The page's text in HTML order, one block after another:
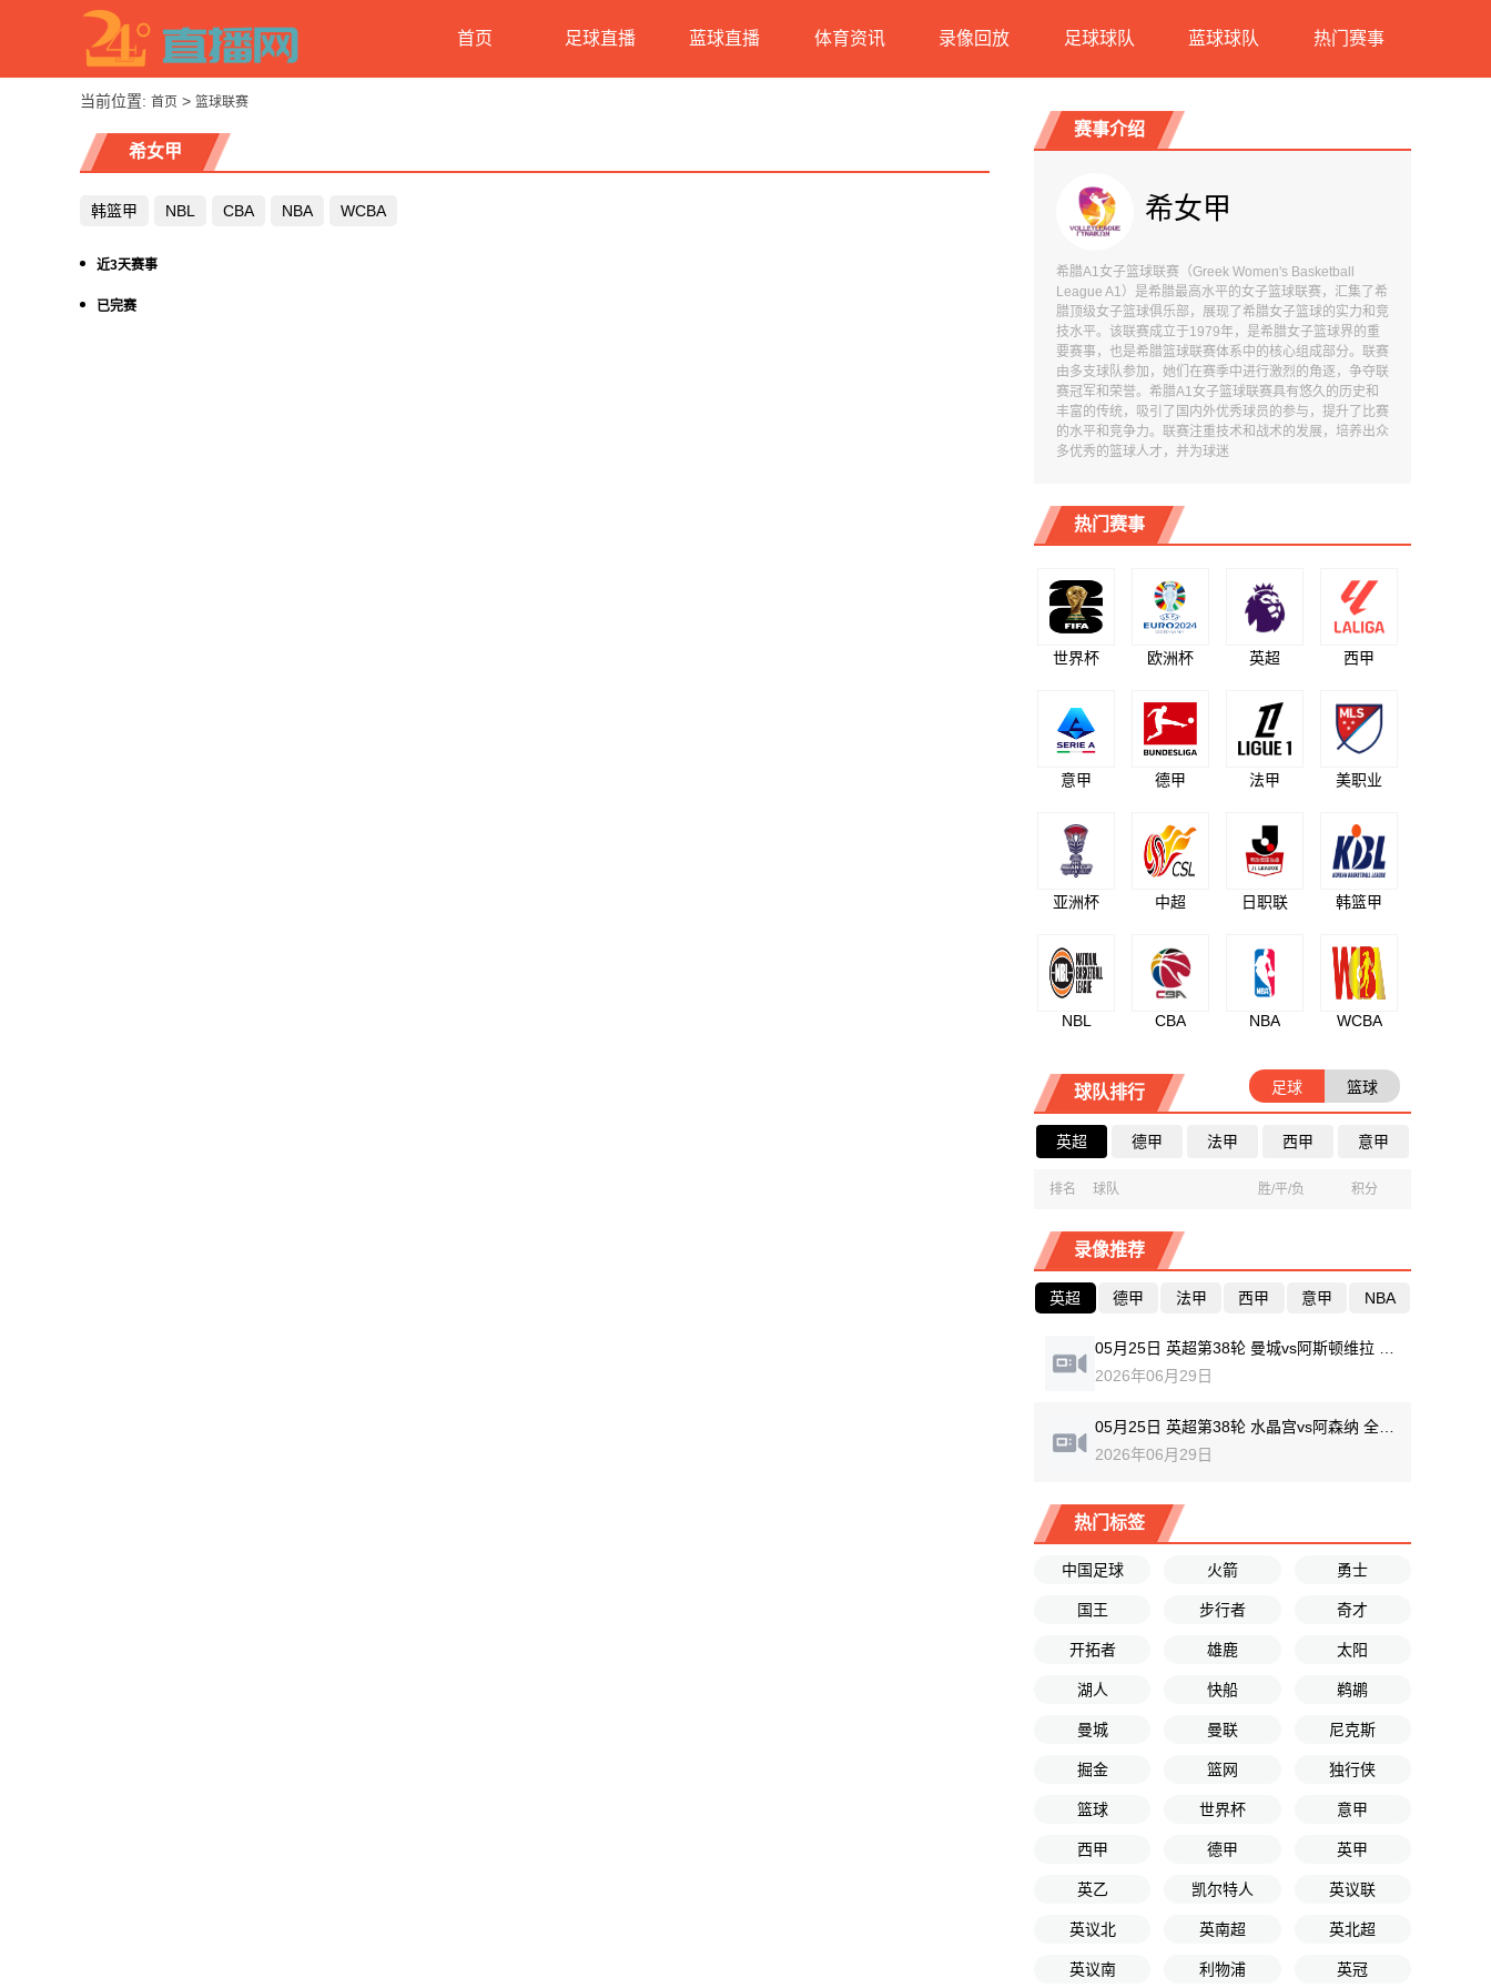
首页 足球直播 蓝球直播 体育资讯 录像回放 足球球队 蓝球球队 热门赛事
当前位置: 首页 > 篮球联赛
希女甲
韩篮甲 NBL CBA NBA WCBA
近3天赛事
已完赛
赛事介绍
希女甲
希腊A1女子篮球联赛（Greek Women's Basketball
League A1）是希腊最高水平的女子篮球联赛，汇集了希
腊顶级女子篮球俱乐部，展现了希腊女子篮球的实力和竞
技水平。该联赛成立于1979年，是希腊女子篮球界的重
要赛事，也是希腊篮球联赛体系中的核心组成部分。联赛
由多支球队参加，她们在赛季中进行激烈的角逐，争夺联
赛冠军和荣誉。希腊A1女子篮球联赛具有悠久的历史和
丰富的传统，吸引了国内外优秀球员的参与，提升了比赛
的水平和竞争力。联赛注重技术和战术的发展，培养出众
多优秀的篮球人才，并为球迷
热门赛事
世界杯 欧洲杯 英超 西甲
意甲 德甲 法甲 美职业
亚洲杯 中超 日职联 韩篮甲
NBL CBA NBA WCBA
球队排行 足球 篮球
英超 德甲 法甲 西甲 意甲
排名 球队 胜/平/负 积分
录像推荐
英超 德甲 法甲 西甲 意甲 NBA
2026年06月29日
05月25日 英超第38轮 水晶宫vs阿森纳 全场录像回放
2026年06月29日
热门标签
中国足球 火箭 勇士
国王 步行者 奇才
开拓者 雄鹿 太阳
湖人 快船 鹈鹕
曼城 曼联 尼克斯
掘金 篮网 独行侠
篮球 世界杯 意甲
西甲 德甲 英甲
英乙 凯尔特人 英议联
英议北 英南超 英北超
英议南 利物浦 英冠